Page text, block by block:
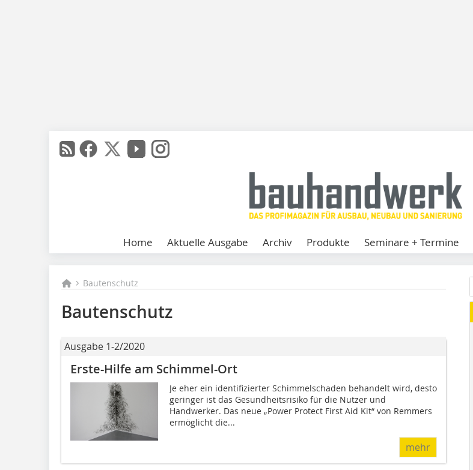
Home Aktuelle Ausgabe Archiv Produkte Seminare + Termine
Bautenschutz
Bautenschutz
Ausgabe 1-2/2020
Erste-Hilfe am Schimmel-Ort
Je eher ein identifizierter Schimmelschaden behandelt wird, desto
geringer ist das Gesundheitsrisiko für die Nutzer und
Handwerker. Das neue „Power Protect First Aid Kit“ von Remmers
ermöglicht die...
mehr